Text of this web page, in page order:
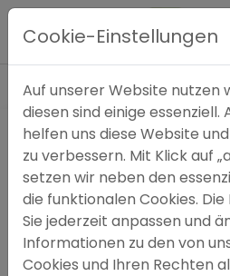
Hauptmenü
Expertensuche
Blog
FAQ
SOS
wenn du alles
„richtig“ machst!
Du wirst
nicht ewig
Cookie-Einstellungen
Auf unserer Website nutzen
diesen sind einige essenziell.
helfen uns diese Website
zu verbessern. Mit Klick auf
setzen wir neben den
die funktionalen Cookies.
Sie jederzeit anpassen und
Informationen zu den von
Cookies und Ihren Rechten